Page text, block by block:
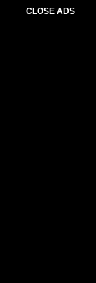
CLOSE ADS